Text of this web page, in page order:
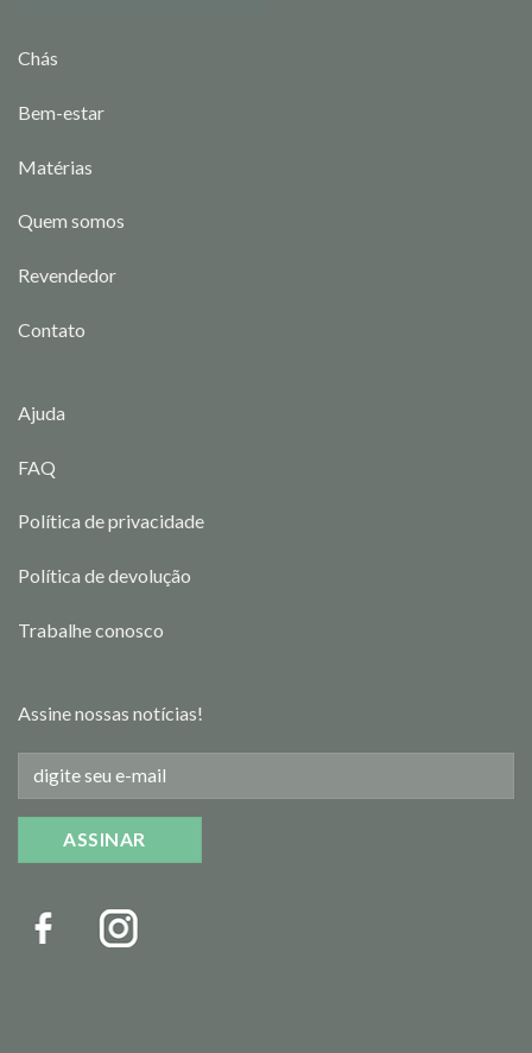
Chás
Bem-estar
Matérias
Quem somos
Revendedor
Contato
Ajuda
FAQ
Política de privacidade
Política de devolução
Trabalhe conosco
Assine nossas notícias!